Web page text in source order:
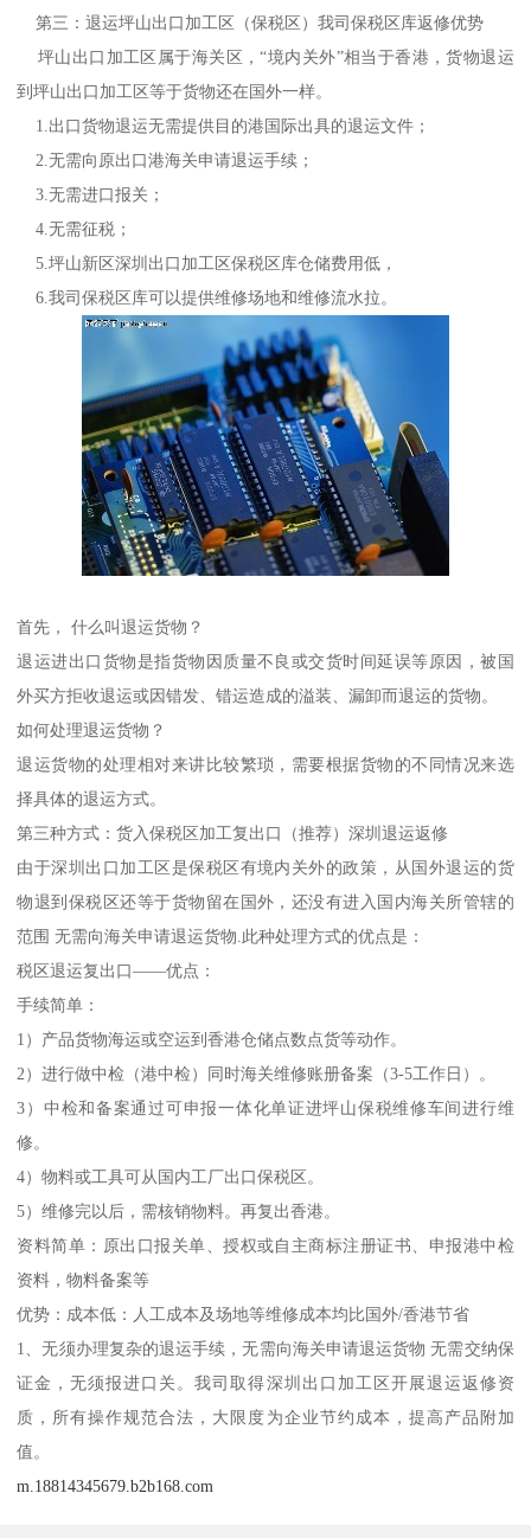
第三：退运坪山出口加工区（保税区）我司保税区库返修优势
坪山出口加工区属于海关区，“境内关外”相当于香港，货物退运
到坪山出口加工区等于货物还在国外一样。
1.出口货物退运无需提供目的港国际出具的退运文件；
2.无需向原出口港海关申请退运手续；
3.无需进口报关；
4.无需征税；
5.坪山新区深圳出口加工区保税区库仓储费用低，
6.我司保税区库可以提供维修场地和维修流水拉。
首先， 什么叫退运货物？
退运进出口货物是指货物因质量不良或交货时间延误等原因，被国
外买方拒收退运或因错发、错运造成的溢装、漏卸而退运的货物。
如何处理退运货物？
退运货物的处理相对来讲比较繁琐，需要根据货物的不同情况来选
择具体的退运方式。
第三种方式：货入保税区加工复出口（推荐）深圳退运返修
由于深圳出口加工区是保税区有境内关外的政策，从国外退运的货
物退到保税区还等于货物留在国外，还没有进入国内海关所管辖的
范围 无需向海关申请退运货物.此种处理方式的优点是：
税区退运复出口——优点：
手续简单：
1）产品货物海运或空运到香港仓储点数点货等动作。
2）进行做中检（港中检）同时海关维修账册备案（3-5工作日）。
3）中检和备案通过可申报一体化单证进坪山保税维修车间进行维
修。
4）物料或工具可从国内工厂出口保税区。
5）维修完以后，需核销物料。再复出香港。
资料简单：原出口报关单、授权或自主商标注册证书、申报港中检
资料，物料备案等
优势：成本低：人工成本及场地等维修成本均比国外/香港节省
1、无须办理复杂的退运手续，无需向海关申请退运货物 无需交纳保
证金，无须报进口关。我司取得深圳出口加工区开展退运返修资
质，所有操作规范合法，大限度为企业节约成本，提高产品附加
值。
m.18814345679.b2b168.com